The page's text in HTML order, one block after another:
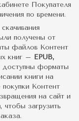
Покупателя
по времени.
получены от
файлов Контент
книг – EPUB,
доступны форматы
книги на
Контент
на сайт и
, чтобы загрузить